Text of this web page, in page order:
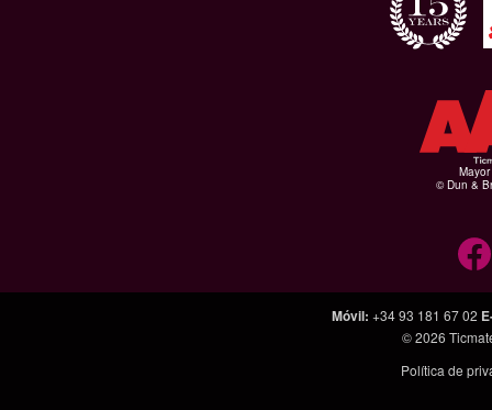
© Dun &
Móvil: +34 93 181 67 02
© 2026
Política de